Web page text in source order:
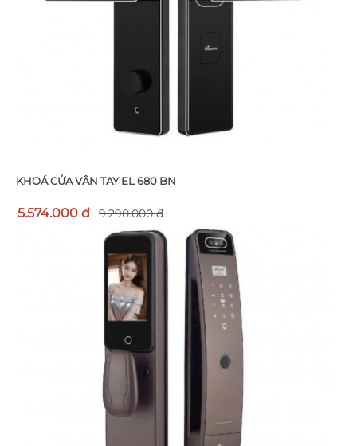
KHOÁ CỬA VÂN TAY EL 680 BN
5.574.000 đ 9.290.000 đ